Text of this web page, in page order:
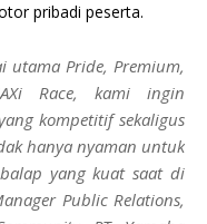
pribadi peserta.
utama Pride, Premium,
Race, kami ingin
kompetitif sekaligus
hanya nyaman untuk
yang kuat saat di
Public Relations,